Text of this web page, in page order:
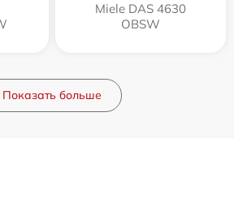
Miele DAS 4630
OBSW
Показать больше